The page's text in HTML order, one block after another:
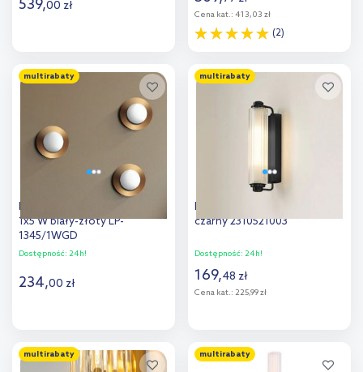
539,00 zł
Dodaj do
Cena kat.: 413,03 zł
(2)
Dodaj do
porównania
multirabaty
Light Prestige Roma kinkiet
1x5 W biały-złoty LP-
1345/1WGD
Dostępność: 24h!
234,00 zł
Dodaj do
multirabaty
Nordlux Nimal kinkiet 2x25 W
czarny 2310521003
Dostępność: 24h!
169,48 zł
Cena kat.: 225,99 zł
Dodaj do
multirabaty multirabaty